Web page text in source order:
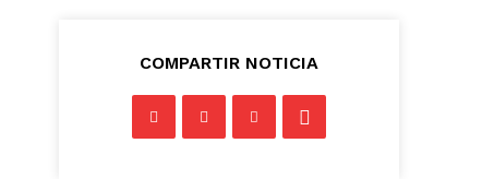
COMPARTIR NOTICIA